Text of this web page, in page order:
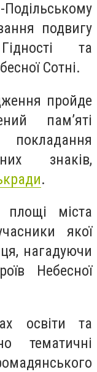
подвигу
та
Сотні.
пройде
пам’яті
покладання
знаків,
.
площі міста
якої
нагадуючи
Небесної
освіти та
тематичні